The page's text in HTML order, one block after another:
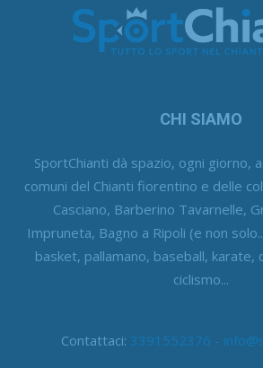
CHI SIAMO
SportChianti dà spazio, ogni giorno,
comuni del Chianti fiorentino e delle
Casciano, Barberino Tavarnelle,
Impruneta, Bagno a Ripoli (e non
basket, pallamano, baseball, karate,
ciclismo...
Contattaci: 3391552376 -